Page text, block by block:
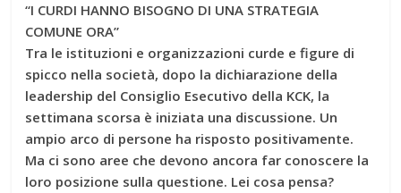
“I CURDI HANNO BISOGNO DI UNA STRATEGIA
COMUNE ORA”
Tra le istituzioni e organizzazioni curde e figure di
spicco nella società, dopo la dichiarazione della
leadership del Consiglio Esecutivo della KCK, la
settimana scorsa è iniziata una discussione. Un
ampio arco di persone ha risposto positivamente.
Ma ci sono aree che devono ancora far conoscere la
loro posizione sulla questione. Lei cosa pensa?